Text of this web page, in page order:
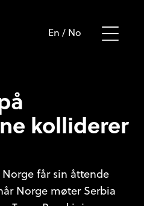
En / No
kolliderer
får sin åttende
Norge møter Serbia